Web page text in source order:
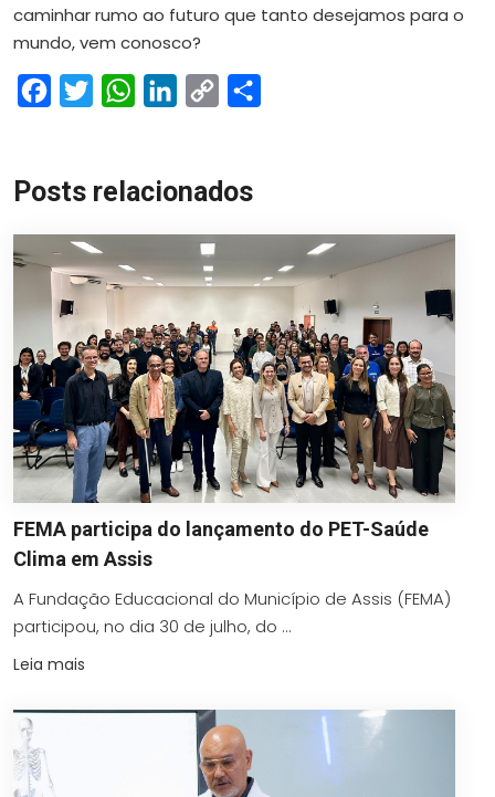
caminhar rumo ao futuro que tanto desejamos para o
mundo, vem conosco?
FacebookTwitterWhatsAppLinkedIn
Copy
Posts relacionados
FEMA participa do lançamento do PET-Saúde
Clima em Assis
A Fundação Educacional do Município de Assis (FEMA)
participou, no dia 30 de julho, do ...
Leia mais